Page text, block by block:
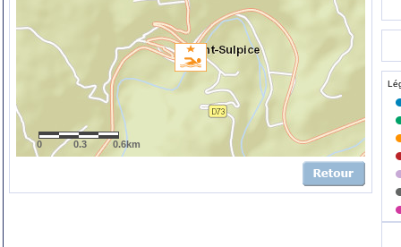
0 0.3 0.6km